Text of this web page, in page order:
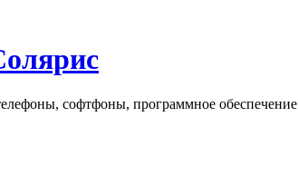
софтфоны, программное обеспечение